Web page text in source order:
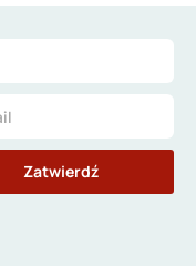
Zatwierdź